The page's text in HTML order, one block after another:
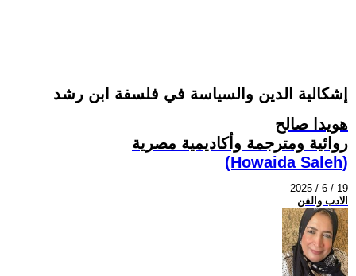
إشكالية الدين والسياسة في فلسفة ابن رشد
هويدا صالح
روائية ومترجمة وأكاديمية مصرية
(Howaida Saleh)
2025 / 6 / 19
الادب والفن